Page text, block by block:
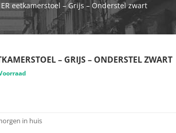
ER eetkamerstoel – Grijs – Onderstel zwart
– GRIJS – ONDERSTEL ZWART
in huis